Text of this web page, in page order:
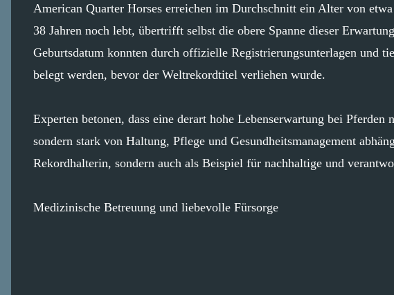
American Quarter Horses erreichen im Durchschnitt ein Alter von
38 Jahren noch lebt, übertrifft selbst die obere Spanne dieser
Geburtsdatum konnten durch offizielle Registrierungsunterlagen und
belegt werden, bevor der Weltrekordtitel verliehen wurde.
Experten betonen, dass eine derart hohe Lebenserwartung bei
sondern stark von Haltung, Pflege und Gesundheitsmanagement
Rekordhalterin, sondern auch als Beispiel für nachhaltige und
Medizinische Betreuung und liebevolle Fürsorge